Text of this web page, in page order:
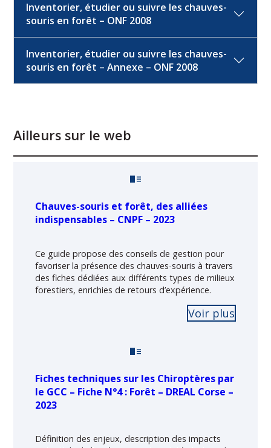
Inventorier, étudier ou suivre les chauves-
souris en forêt – ONF 2008
Inventorier, étudier ou suivre les chauves-
souris en forêt – Annexe – ONF 2008
Ailleurs sur le web
Chauves-souris et forêt, des alliées
indispensables – CNPF – 2023
Ce guide propose des conseils de gestion pour
favoriser la présence des chauves-souris à travers
des fiches dédiées aux différents types de milieux
forestiers, enrichies de retours d’expérience.
Voir plus
Fiches techniques sur les Chiroptères par
le GCC – Fiche N°4 : Forêt – DREAL Corse –
2023
Définition des enjeux, description des impacts